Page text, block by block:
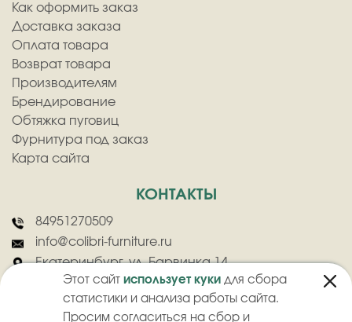
Этот сайт использует куки для сбора
статистики и анализа работы сайта.
Просим согласиться на сбор и
Как оформить заказ
Доставка заказа
Оплата товара
Возврат товара
Производителям
Брендирование
Обтяжка пуговиц
Фурнитура под заказ
Карта сайта
КОНТАКТЫ
84951270509
info@colibri-furniture.ru
Екатеринбург, ул. Барвинка 14